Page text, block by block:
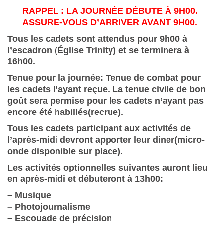
RAPPEL : LA JOURNÉE DÉBUTE À 9H00.
ASSURE-VOUS D’ARRIVER AVANT 9H00.
Tous les cadets sont attendus pour 9h00 à
l’escadron (Église Trinity) et se terminera à
16h00.
Tenue pour la journée: Tenue de combat pour
les cadets l’ayant reçue. La tenue civile de bon
goût sera permise pour les cadets n’ayant pas
encore été habillés(recrue).
Tous les cadets participant aux activités de
l’après-midi devront apporter leur diner(micro-
onde disponible sur place).
Les activités optionnelles suivantes auront lieu
en après-midi et débuteront à 13h00:
– Musique
– Photojournalisme
– Escouade de précision